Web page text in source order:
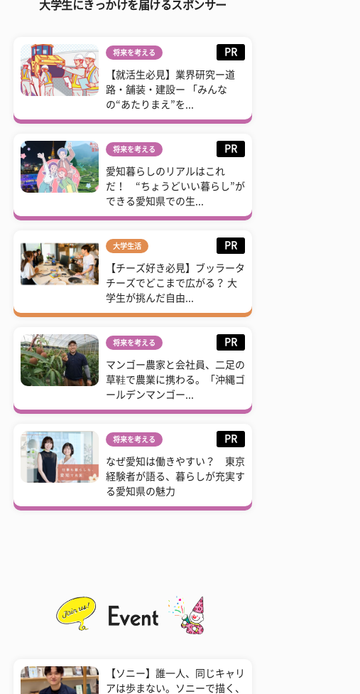
大学生にきっかけを届けるスポンサー
将来を考える PR
【就活生必見】業界研究ー道
路・舗装・建設ー 「みんな
の“あたりまえ”を...
将来を考える PR
愛知暮らしのリアルはこれ
だ！ “ちょうどいい暮らし”が
できる愛知県での生...
大学生活 PR
【チーズ好き必見】ブッラータ
チーズでどこまで広がる？ 大
学生が挑んだ自由...
将来を考える PR
マンゴー農家と会社員、二足の
草鞋で農業に携わる。「沖縄ゴ
ールデンマンゴー...
将来を考える PR
なぜ愛知は働きやすい？ 東京
経験者が語る、暮らしが充実す
る愛知県の魅力
【ソニー】誰一人、同じキャリ
アは歩まない。ソニーで描く、